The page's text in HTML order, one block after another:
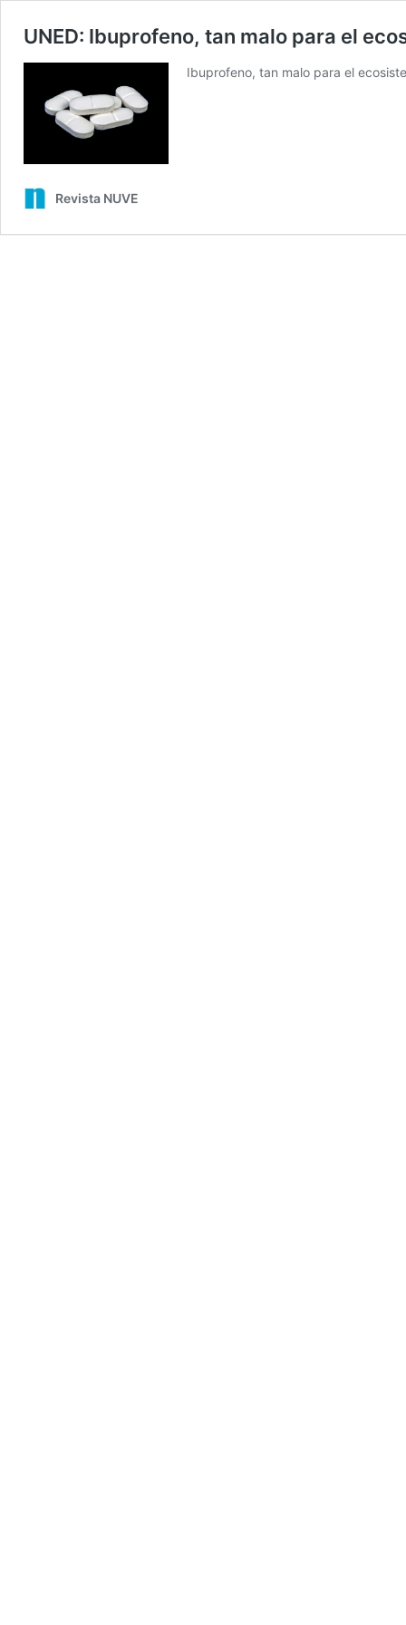
UNED: Ibuprofeno, tan malo para el
Ibuprofeno, tan malo para el
Revista NUVE